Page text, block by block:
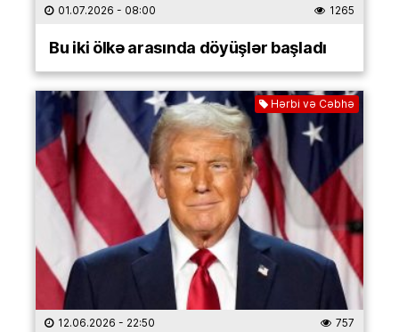
01.07.2026 - 08:00 1265
Bu iki ölkə arasında döyüşlər başladı
Hərbi və Cəbhə
12.06.2026 - 22:50 757